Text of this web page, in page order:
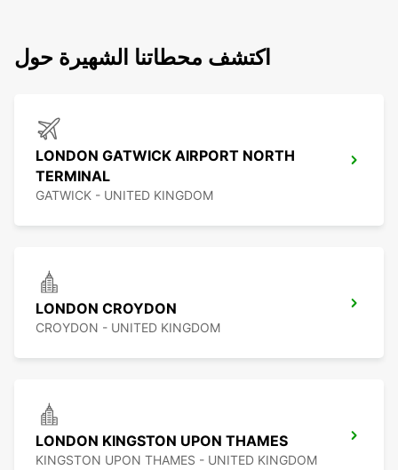
اكتشف محطاتنا الشهيرة حول
LONDON GATWICK AIRPORT NORTH
TERMINAL
GATWICK - UNITED KINGDOM
LONDON CROYDON
CROYDON - UNITED KINGDOM
LONDON KINGSTON UPON THAMES
KINGSTON UPON THAMES - UNITED KINGDOM